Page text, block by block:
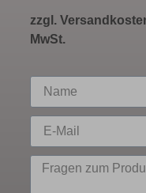
zzgl.
MwSt.